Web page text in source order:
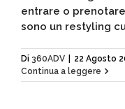
entrare o
sono un restyling
Di 360ADV 22 Agosto
Continua a leggere